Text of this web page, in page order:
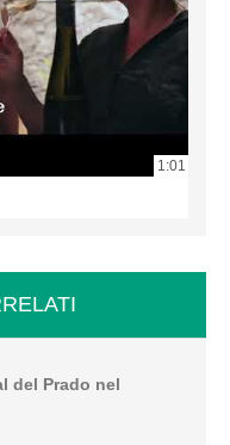
1:01
del Prado nel